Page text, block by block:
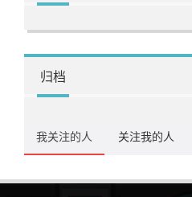
归档
我关注的人 关注我的人